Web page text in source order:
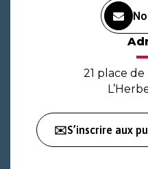
21 place de
✉️S’inscrire aux